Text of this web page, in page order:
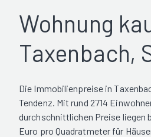
Wohnung
Taxenbach,
Die Immobilienpreise in
Tendenz. Mit rund 2714
durchschnittlichen Preise liegen
Euro pro Quadratmeter für